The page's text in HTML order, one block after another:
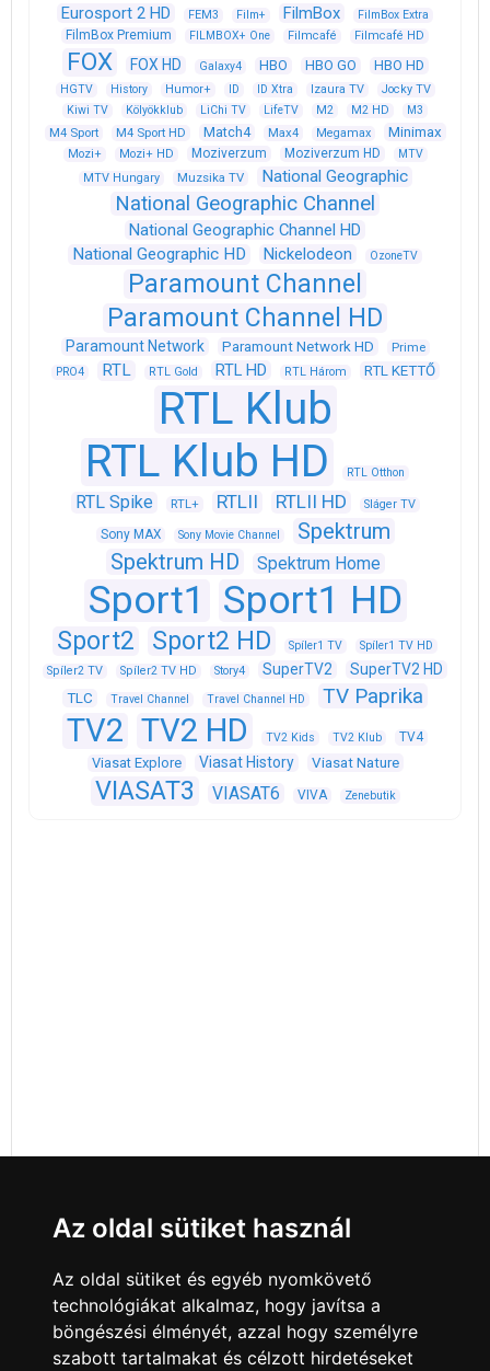
Eurosport 2 HD
FEM3 Film+ FilmBox FilmBox Extra
FilmBox Premium FILMBOX+ One Filmcafé Filmcafé HD
FOX FOX HD Galaxy4 HBO HBO GO HBO HD
HGTV History Humor+ ID ID Xtra Izaura TV
Jocky TV
Kiwi TV
Kölyökklub LiChi TV LifeTV M2 M2 HD M3
M4 Sport M4 Sport HD Match4 Max4 Megamax Minimax
Mozi+ Mozi+ HD Moziverzum Moziverzum HD
MTV
MTV Hungary
Muzsika TV National Geographic
National Geographic Channel
National Geographic Channel HD
National Geographic HD
Nickelodeon OzoneTV
Paramount Channel
Paramount Channel HD
Paramount Network Paramount Network HD Prime
PRO4 RTL RTL Gold RTL HD RTL Három RTL KETTŐ
RTL Klub
RTL Klub HD
RTL Otthon
RTL Spike RTL+ RTLII RTLII HD Sláger TV
Sony MAX Sony Movie Channel
Spektrum
Spektrum HD
Spektrum Home
Sport1 Sport1 HD
Sport2 Sport2 HD Spíler1 TV
Spíler1 TV HD
Spíler2 TV
Spíler2 TV HD Story4 SuperTV2 SuperTV2 HD
TLC Travel Channel Travel Channel HD TV Paprika
TV2 TV2 HD TV2 Kids TV2 Klub TV4
Viasat Explore Viasat History Viasat Nature
VIASAT3 VIASAT6 VIVA Zenebutik
Az oldal sütiket használ
Az oldal sütiket és egyéb nyomkövető
technológiákat alkalmaz, hogy javítsa a
böngészési élményét, azzal hogy személyre
szabott tartalmakat és célzott hirdetéseket